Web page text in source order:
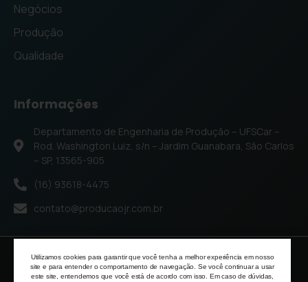
Negócios
Produção
Qualidade
Informações
Departamento de Engenharia de Produção – UFSCar –
Rod. Washington Luiz, s/n – Jardim Guanabara, São Carlos
– SP, 13565-905
(16) 93618-4475
contato@producaojr.com.br
© 2026 | todos os direitos reservados
Utilizamos cookies para garantir que você tenha a melhor experiência em nosso
site e para entender o comportamento de navegação. Se você continuar a usar
este site, entendemos que você está de acordo com isso. Em caso de dúvidas,